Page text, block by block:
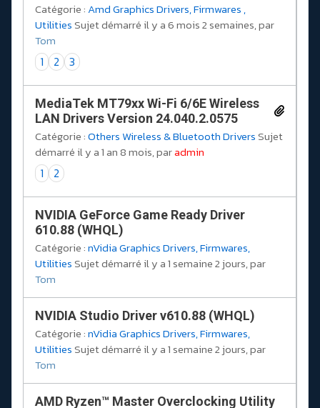
Catégorie : Amd Graphics Drivers, Firmwares ,
UtilitiesSujet démarré il y a 6 mois 2 semaines, par
Tom
1 2 3
MediaTek MT79xx Wi-Fi 6/6E Wireless
LAN Drivers Version 24.040.2.0575
Catégorie :Others Wireless & Bluetooth DriversSujet
démarré il y a 1 an 8 mois, paradmin
1 2
NVIDIA GeForce Game Ready Driver
610.88 (WHQL)
Catégorie :nVidia Graphics Drivers, Firmwares,
UtilitiesSujet démarré il y a 1 semaine 2 jours, par
Tom
NVIDIA Studio Driver v610.88 (WHQL)
Catégorie :nVidia Graphics Drivers, Firmwares,
UtilitiesSujet démarré il y a 1 semaine 2 jours, par
Tom
AMD Ryzen™ Master Overclocking Utility